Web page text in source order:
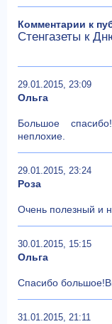
Комментарии к
Стенгазеты к
29.01.2015, 23:09
Ольга
Большое
неплохие.
29.01.2015, 23:24
Роза
Очень полезный и
30.01.2015, 15:15
Ольга
Спасибо
31.01.2015, 21:11